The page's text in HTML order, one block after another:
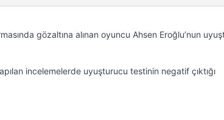
gözaltına alınan oyuncu Ahsen Eroğlu’nun
incelemelerde uyuşturucu testinin negatif çıktığı